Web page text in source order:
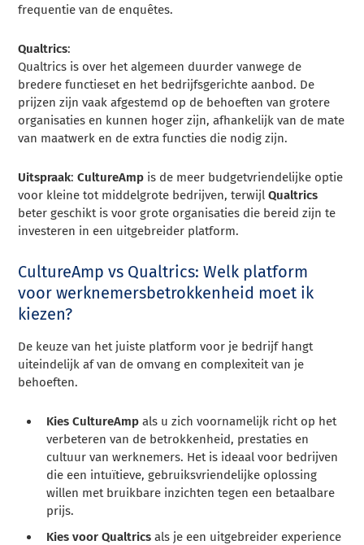
frequentie van de enquêtes.
Qualtrics:
Qualtrics is over het algemeen duurder vanwege de
bredere functieset en het bedrijfsgerichte aanbod. De
prijzen zijn vaak afgestemd op de behoeften van grotere
organisaties en kunnen hoger zijn, afhankelijk van de mate
van maatwerk en de extra functies die nodig zijn.
Uitspraak:CultureAmp is de meer budgetvriendelijke optie
voor kleine tot middelgrote bedrijven, terwijlQualtrics
beter geschikt is voor grote organisaties die bereid zijn te
investeren in een uitgebreider platform.
CultureAmp vs Qualtrics: Welk platform
voor werknemersbetrokkenheid moet ik
kiezen?
De keuze van het juiste platform voor je bedrijf hangt
uiteindelijk af van de omvang en complexiteit van je
behoeften.
Kies CultureAmp als u zich voornamelijk richt op het
verbeteren van de betrokkenheid, prestaties en
cultuur van werknemers. Het is ideaal voor bedrijven
die een intuïtieve, gebruiksvriendelijke oplossing
willen met bruikbare inzichten tegen een betaalbare
prijs.
Kies voor Qualtrics als je een uitgebreider experience